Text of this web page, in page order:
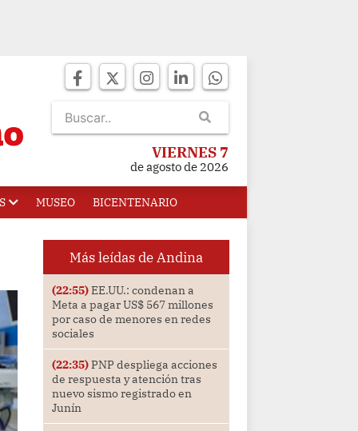
VIERNES 7
de agosto de 2026
MUSEO BICENTENARIO
Más leídas de Andina
(22:55)EE.UU.: condenan a
Meta a pagar US$ 567 millones
por caso de menores en redes
sociales
(22:35)PNP despliega acciones
de respuesta y atención tras
nuevo sismo registrado en
Junín